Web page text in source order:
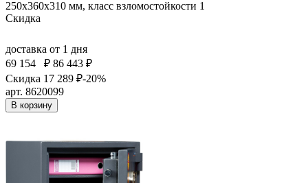
250x360x310 мм, класс взломостойкости 1
Скидка
доставка от 1 дня
69 154
₽ 86 443 ₽
Скидка 17 289 ₽-20%
арт. 8620099
В корзину